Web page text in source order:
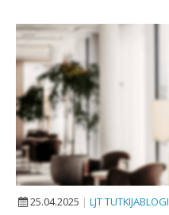
25.04.2025 | LJT TUTKIJABLOGI